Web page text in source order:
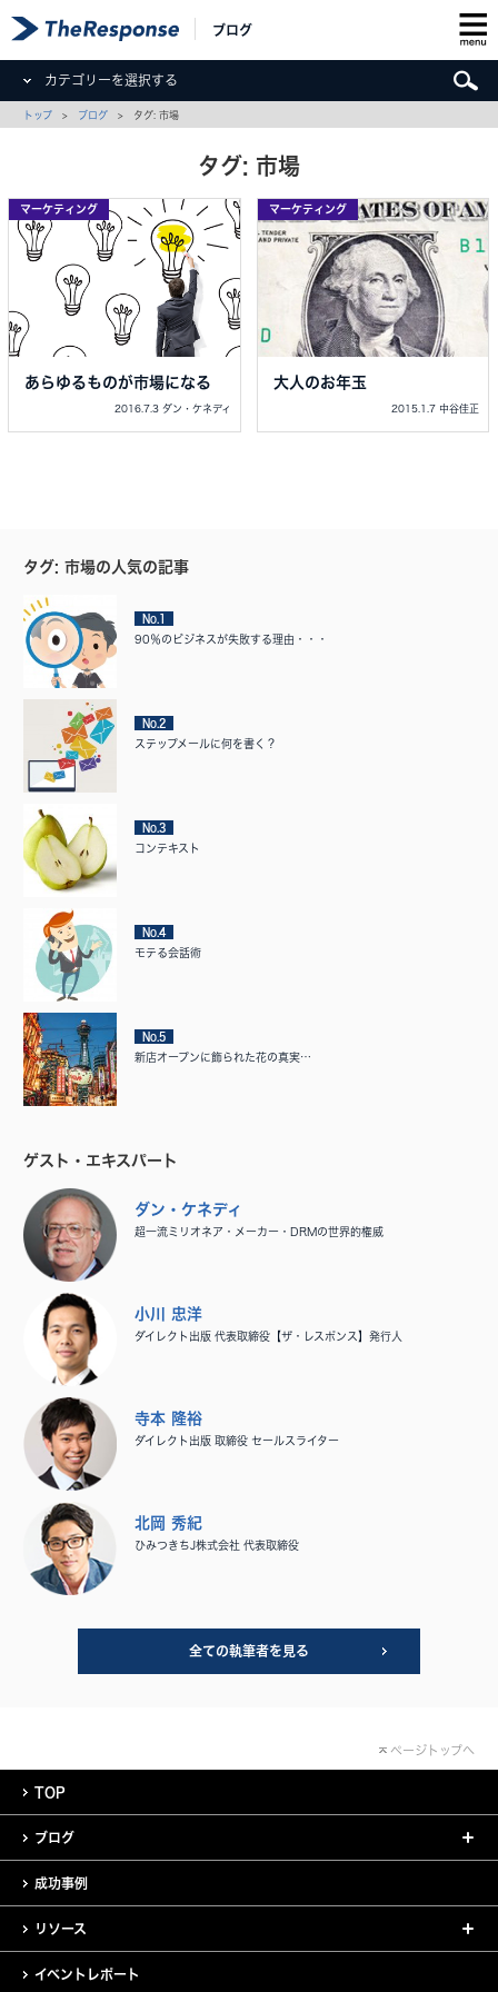
ブログ
カテゴリーを選択する
トップ > ブログ > タグ: 市場
タグ: 市場
マーケティング
あらゆるものが市場になる
2016.7.3 ダン・ケネディ
マーケティング
大人のお年玉
2015.1.7 中谷佳正
タグ: 市場の人気の記事
No.1
90％のビジネスが失敗する理由・・・
No.2
ステップメールに何を書く？
No.3
コンテキスト
No.4
モテる会話術
No.5
新店オープンに飾られた花の真実…
ゲスト・エキスパート
ダン・ケネディ
超一流ミリオネア・メーカー・DRMの世界的権威
小川 忠洋
ダイレクト出版 代表取締役【ザ・レスポンス】発行人
寺本 隆裕
ダイレクト出版 取締役 セールスライター
北岡 秀紀
ひみつきちJ株式会社 代表取締役
全ての執筆者を見る
ページトップへ
TOP
ブログ
成功事例
リソース
イベントレポート